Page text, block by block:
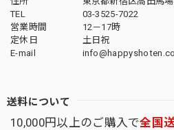
TEL
03-3525-7022
営業時間
12－17時
定休日
土日祝
E-mail
送料について
10,000円以上のご購入で全国